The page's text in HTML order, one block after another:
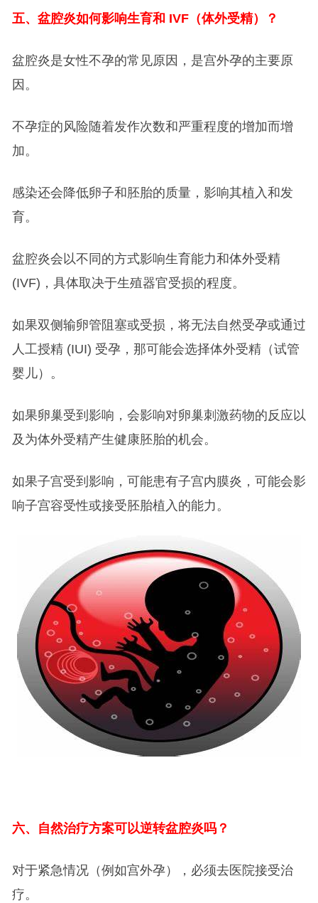
五、盆腔炎如何影响生育和 IVF（体外受精）？
盆腔炎是女性不孕的常见原因，是宫外孕的主要原
因。
不孕症的风险随着发作次数和严重程度的增加而增
加。
感染还会降低卵子和胚胎的质量，影响其植入和发
育。
盆腔炎会以不同的方式影响生育能力和体外受精
(IVF)，具体取决于生殖器官受损的程度。
如果双侧输卵管阻塞或受损，将无法自然受孕或通过
人工授精 (IUI) 受孕，那可能会选择体外受精（试管
婴儿）。
如果卵巢受到影响，会影响对卵巢刺激药物的反应以
及为体外受精产生健康胚胎的机会。
如果子宫受到影响，可能患有子宫内膜炎，可能会影
响子宫容受性或接受胚胎植入的能力。
六、自然治疗方案可以逆转盆腔炎吗？
对于紧急情况（例如宫外孕），必须去医院接受治
疗。